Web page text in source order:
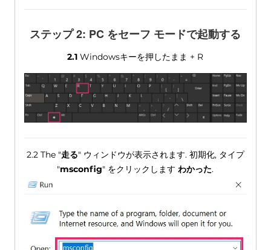
ステップ 2: PC をセーフ モードで起動する
2.1 Windowsキーを押したまま + R
2.2 The "走る" ウィンドウが表示されます. 初期化, タイプ
"msconfig" をクリックしますわかった.